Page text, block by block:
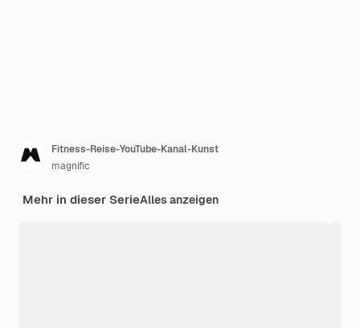
Fitness-Reise-YouTube-Kanal-Kunst
magnific
Mehr in dieser SerieAlles anzeigen